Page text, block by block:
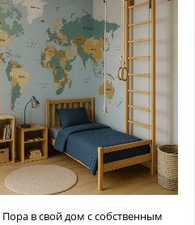
в свой дом с собственным